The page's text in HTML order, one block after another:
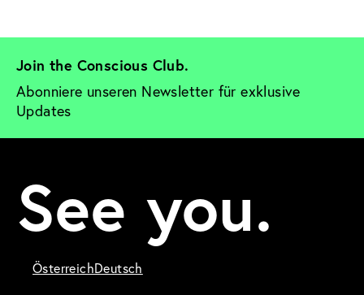
Join the Conscious Club.
Abonniere unseren Newsletter für exklusive
Updates
See you.
ÖsterreichDeutsch